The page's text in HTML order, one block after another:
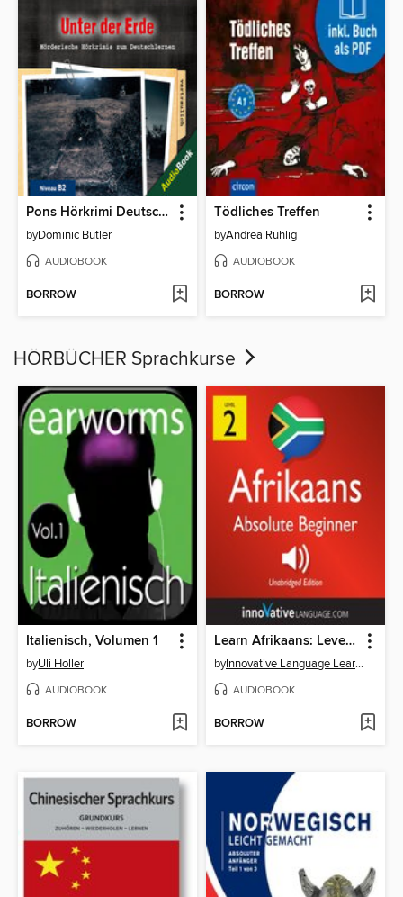
Pons Hörkrimi Deutsch als Fremdsprache
byDominic Butler
AUDIOBOOK
BORROW
Tödliches Treffen
byAndrea Ruhlig
AUDIOBOOK
BORROW
HÖRBÜCHER Sprachkurse
Italienisch, Volumen 1
byUli Holler
AUDIOBOOK
BORROW
Learn Afrikaans: Level 2: Absolute Beginner Afrikaans, Volume 1
by Innovative Language Learning
AUDIOBOOK
BORROW